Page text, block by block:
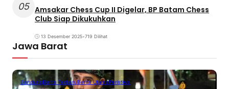
05 Amsakar Chess Cup II Digelar, BP Batam Chess
Club Siap Dikukuhkan
13 Desember 2025•719 Dilihat
Jawa Barat
BandungBerita TerbaruBerita UtamaPeristiwa